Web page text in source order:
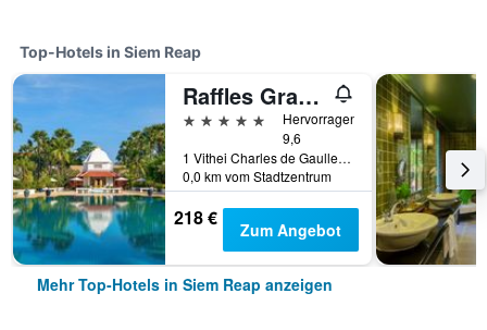
Top-Hotels in Siem Reap
Raffles Grand Hotel d'Angkor Siem Reap
5 Sterne
Hervorragend
9,6
1 Vithei Charles de Gaulle, Khum Svay, Dang Kumm, Siem Reap, Kambodscha
0,0 km vom Stadtzentrum
218 € Zum Angebot
Mehr Top-Hotels in Siem Reap anzeigen